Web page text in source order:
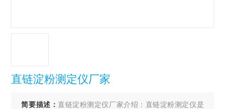
直链淀粉测定仪厂家
简要描述： 直链淀粉测定仪厂家介绍：直链淀粉测定仪是